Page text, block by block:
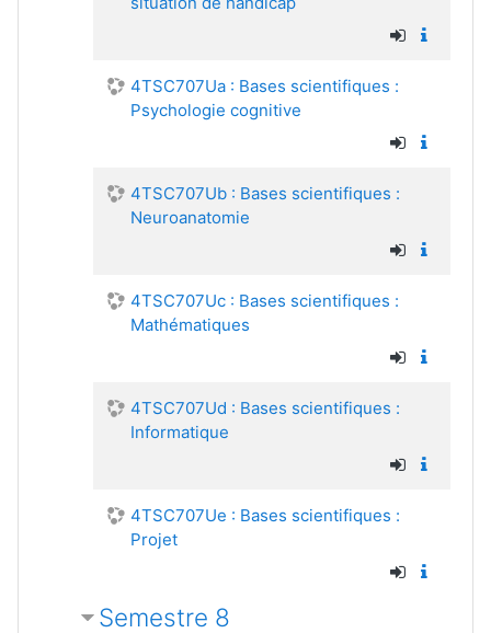
4TSC707Ua : Bases scientifiques :
Psychologie cognitive
4TSC707Ub : Bases scientifiques :
Neuroanatomie
4TSC707Uc : Bases scientifiques :
Mathématiques
4TSC707Ud : Bases scientifiques :
Informatique
4TSC707Ue : Bases scientifiques :
Projet
Semestre 8